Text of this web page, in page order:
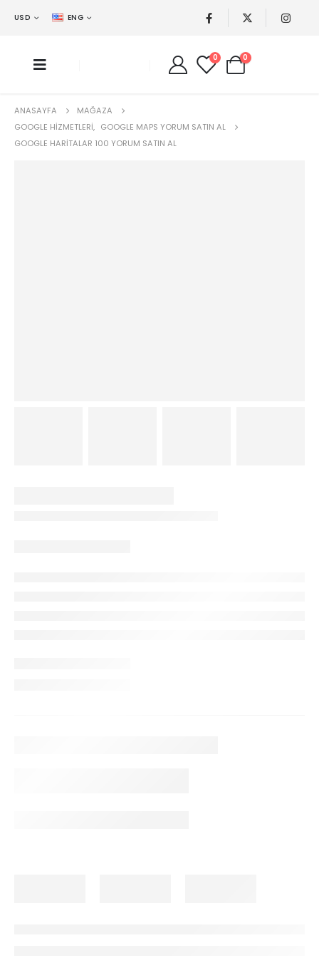
USD ENG
0 0
ANASAYFA
MAĞAZA
GOOGLE HIZMETLERI, GOOGLE MAPS YORUM SATIN AL
GOOGLE HARITALAR 100 YORUM SATIN AL